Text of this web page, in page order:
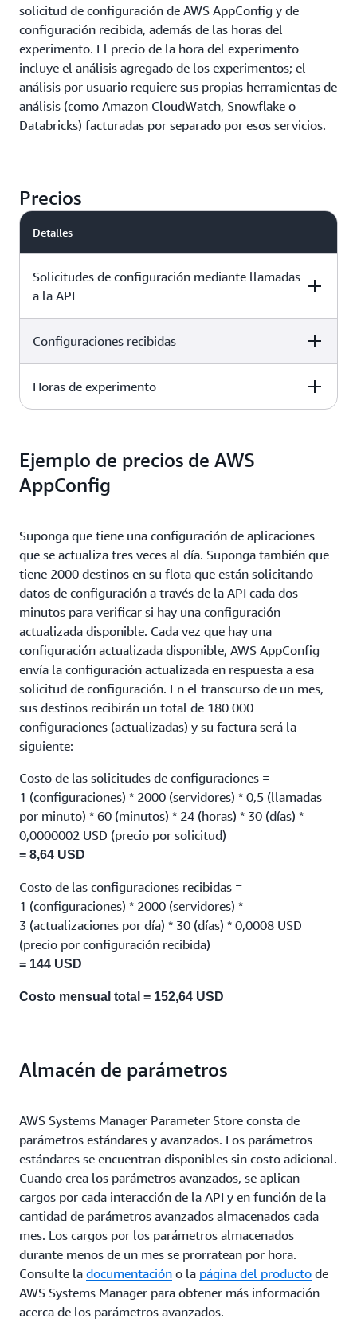
solicitud de configuración de AWS AppConfig y de
configuración recibida, además de las horas del
experimento. El precio de la hora del experimento
incluye el análisis agregado de los experimentos; el
análisis por usuario requiere sus propias herramientas de
análisis (como Amazon CloudWatch, Snowflake o
Databricks) facturadas por separado por esos servicios.
Precios
Detalles
Solicitudes de configuración mediante llamadas
a la API
Precios
0,0000002 USD por solicitud de configuración
Configuraciones recibidas
Precios
Horas de experimento
0,90 USD por hora de experimento
Ejemplo de precios de AWS
AppConfig
Suponga que tiene una configuración de aplicaciones
que se actualiza tres veces al día. Suponga también que
tiene 2000 destinos en su flota que están solicitando
datos de configuración a través de la API cada dos
minutos para verificar si hay una configuración
actualizada disponible. Cada vez que hay una
configuración actualizada disponible, AWS AppConfig
envía la configuración actualizada en respuesta a esa
solicitud de configuración. En el transcurso de un mes,
sus destinos recibirán un total de 180 000
configuraciones (actualizadas) y su factura será la
siguiente:
Costo de las solicitudes de configuraciones =
1 (configuraciones) * 2000 (servidores) * 0,5 (llamadas
por minuto) * 60 (minutos) * 24 (horas) * 30 (días) *
0,0000002 USD (precio por solicitud)
= 8,64 USD
Costo de las configuraciones recibidas =
1 (configuraciones) * 2000 (servidores) *
3 (actualizaciones por día) * 30 (días) * 0,0008 USD
(precio por configuración recibida)
= 144 USD
Costo mensual total = 152,64 USD
Almacén de parámetros
AWS Systems Manager Parameter Store consta de
parámetros estándares y avanzados. Los parámetros
estándares se encuentran disponibles sin costo adicional.
Cuando crea los parámetros avanzados, se aplican
cargos por cada interacción de la API y en función de la
cantidad de parámetros avanzados almacenados cada
mes. Los cargos por los parámetros almacenados
durante menos de un mes se prorratean por hora.
Consulte la documentación o la página del producto de
AWS Systems Manager para obtener más información
acerca de los parámetros avanzados.